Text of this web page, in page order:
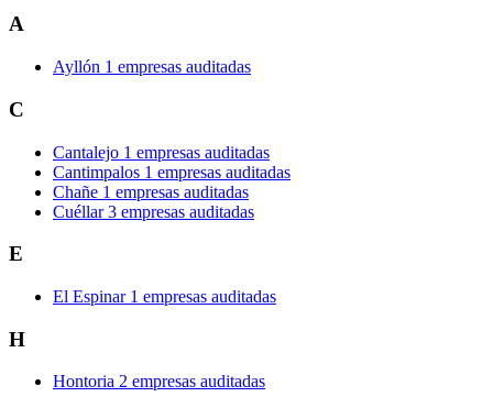
A
Ayllón 1 empresas auditadas
C
Cantalejo 1 empresas auditadas
Cantimpalos 1 empresas auditadas
Chañe 1 empresas auditadas
Cuéllar 3 empresas auditadas
E
El Espinar 1 empresas auditadas
H
Hontoria 2 empresas auditadas